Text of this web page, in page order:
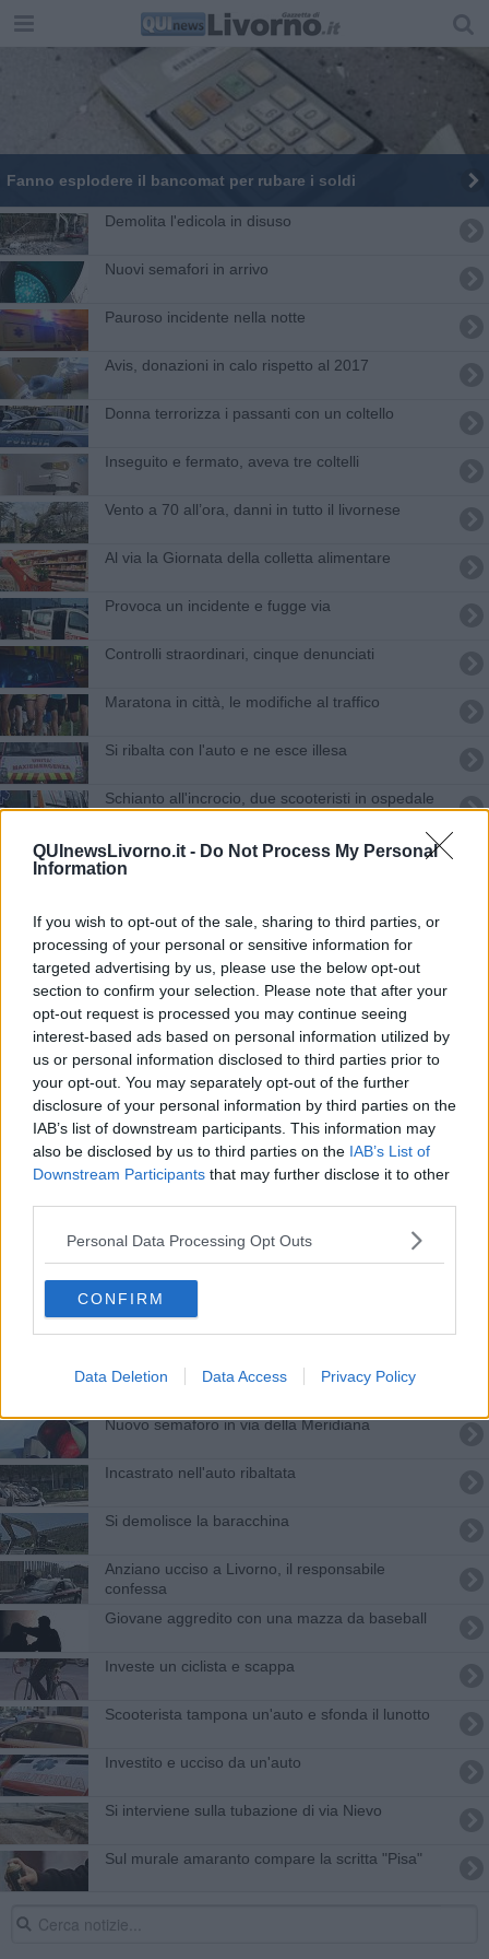
QUInewsLivorno.it - Do Not Process My Personal
Information
If you wish to opt-out of the sale, sharing to third parties, or
processing of your personal or sensitive information for
targeted advertising by us, please use the below opt-out
section to confirm your selection. Please note that after your
opt-out request is processed you may continue seeing
interest-based ads based on personal information utilized by
us or personal information disclosed to third parties prior to
your opt-out. You may separately opt-out of the further
disclosure of your personal information by third parties on the
IAB’s list of downstream participants. This information may
also be disclosed by us to third parties on the IAB’s List of
Downstream Participants that may further disclose it to other
Personal Data Processing Opt Outs
CONFIRM
Data Deletion Data Access Privacy Policy
Fanno esplodere il bancomat per rubare i soldi
Demolita l'edicola in disuso
Nuovi semafori in arrivo
Pauroso incidente nella notte
Avis, donazioni in calo rispetto al 2017
Donna terrorizza i passanti con un coltello
Inseguito e fermato, aveva tre coltelli
Vento a 70 all’ora, danni in tutto il livornese
Al via la Giornata della colletta alimentare
Provoca un incidente e fugge via
Controlli straordinari, cinque denunciati
Maratona in città, le modifiche al traffico
Si ribalta con l'auto e ne esce illesa
Schianto all'incrocio, due scooteristi in ospedale
Ubriaco alla guida sbanda e danneggia
Tragedia, confessione e arresto
Enel al lavoro, ecco le aree del "fuori servizio"
Guasto ai semafori, il Comune raccomanda
prudenza
Primavera di meraviglia con le Giornate del Fai
Semafori e strisce, via ai lavori
Lo strano caso del semaforo di via Pisana
In casa quasi 250 grammi di cocaina
Inseguimento per le strade di Livorno
Pedone travolto in strada e corsa in ospedale
Nuovo semaforo in via della Meridiana
Incastrato nell'auto ribaltata
Si demolisce la baracchina
Anziano ucciso a Livorno, il responsabile
confessa
Giovane aggredito con una mazza da baseball
Investe un ciclista e scappa
Scooterista tampona un'auto e sfonda il lunotto
Investito e ucciso da un'auto
Si interviene sulla tubazione di via Nievo
Sul murale amaranto compare la scritta "Pisa"